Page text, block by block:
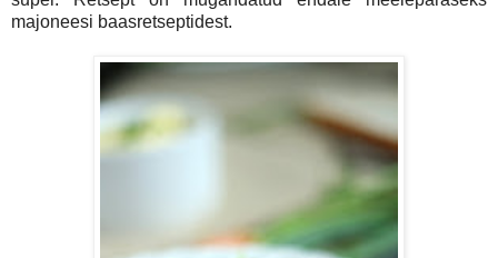
majoneesi baasretseptidest.